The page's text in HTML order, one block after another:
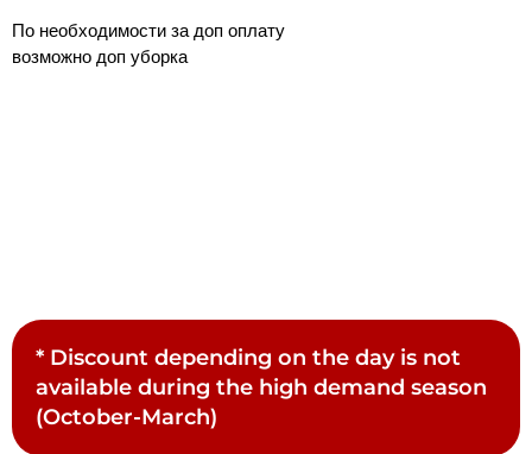
По необходимости за доп оплату
возможно доп уборка
* Discount depending on the day is not
available during the high demand season
(October-March)